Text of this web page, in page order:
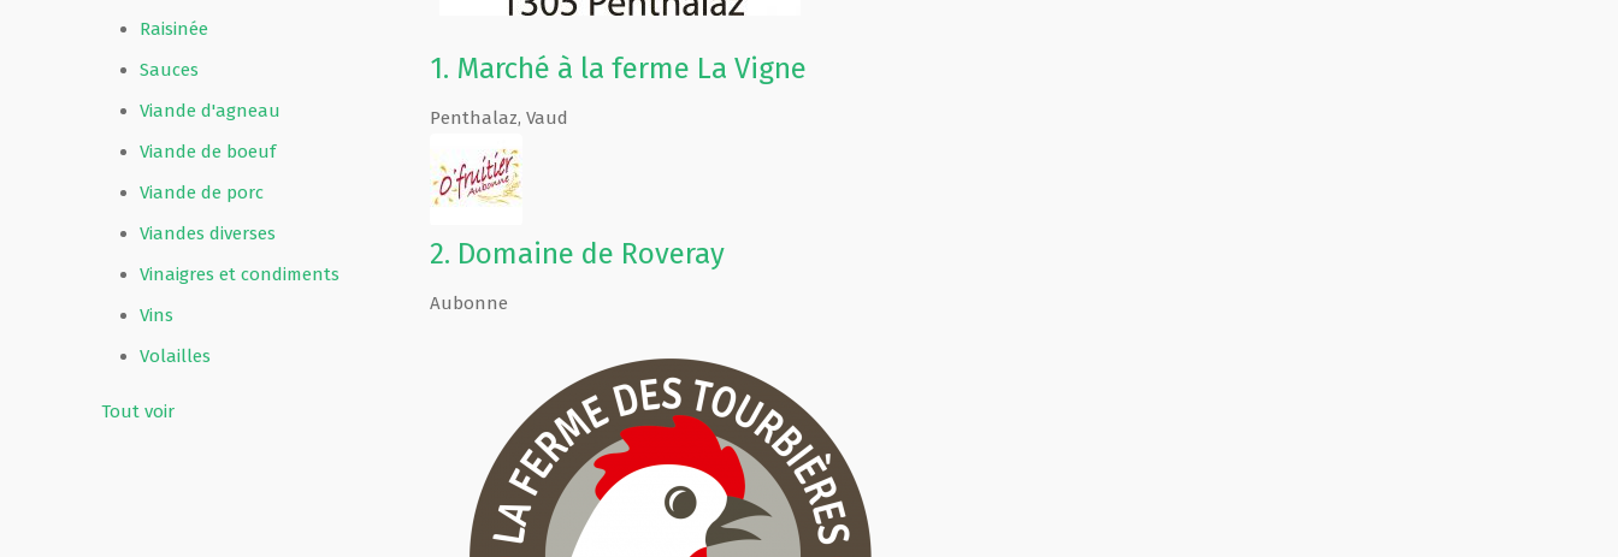
Raisinée
Sauces
Viande d'agneau
Viande de boeuf
Viande de porc
Viandes diverses
Vinaigres et condiments
Vins
Volailles
Tout voir
1. Marché à la ferme La Vigne
Penthalaz, Vaud
2. Domaine de Roveray
Aubonne